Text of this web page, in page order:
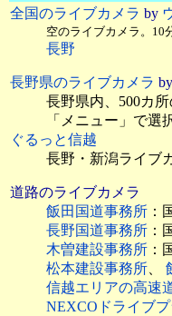
全国のライブカメラ by
空のライブカメラ。10
長野
長野県のライブカメラ by
長野県内、500カ
「メニュー」で選
ぐるっと信越
長野・新潟ライブ
道路のライブカメラ
飯田国道事務所 ：
長野国道事務所 ：
木曽建設事務所 ：
松本建設事務所、
信越エリアの高速
NEXCOドライブ